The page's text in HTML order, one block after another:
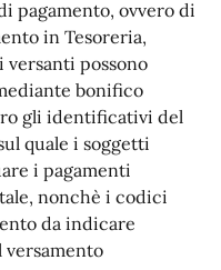
pagamento, ovvero di
in Tesoreria,
possono
bonifico
gli identificativi del
quale i soggetti
i pagamenti
nonchè i codici
da indicare